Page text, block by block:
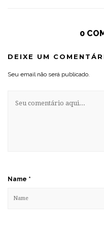
0
DEIXE UM
Seu email não será publicado.
Name *